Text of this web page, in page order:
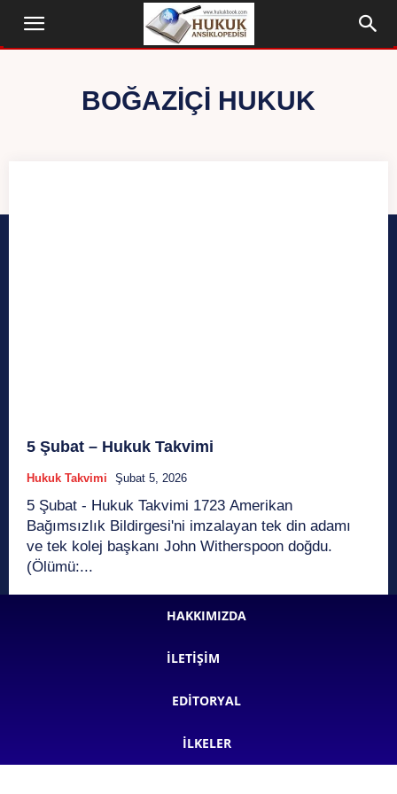
BOĞAZIÇI HUKUK
5 Şubat – Hukuk Takvimi
Hukuk Takvimi Şubat 5, 2026
5 Şubat - Hukuk Takvimi 1723 Amerikan
Bağımsızlık Bildirgesi'ni imzalayan tek din adamı
ve tek kolej başkanı John Witherspoon doğdu.
(Ölümü:...
HAKKIMIZDA
İLETIŞIM
EDITORYAL
İLKELER